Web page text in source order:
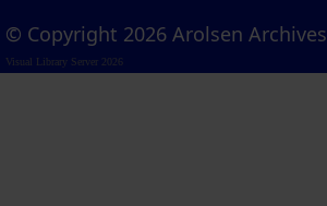
© Copyright 2026 Arolsen Archives
Visual Library Server 2026